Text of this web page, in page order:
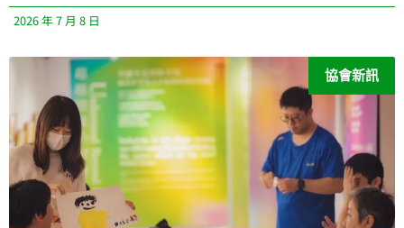
2026 年 7 月 8 日
協會新訊